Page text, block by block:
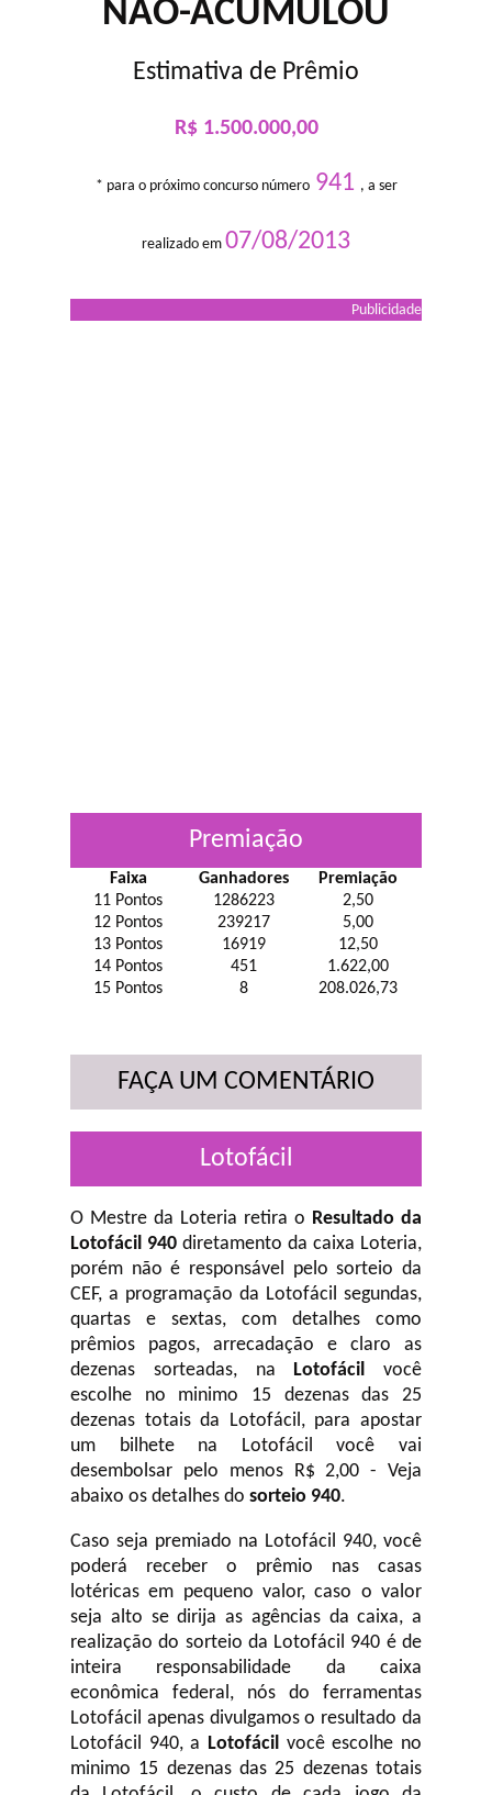
NÃO-ACUMULOU
Estimativa de Prêmio
R$ 1.500.000,00
* para o próximo concurso número941 , a ser
realizado em 07/08/2013
Publicidade
Premiação
Faixa Ganhadores
Premiação
11 Pontos
1286223
2,50
12 Pontos
239217
5,00
13 Pontos
16919
12,50
14 Pontos
451
1.622,00
15 Pontos
8 208.026,73
FAÇA UM COMENTÁRIO
Lotofácil
O Mestre da Loteria retira o Resultado da
Lotofácil 940 diretamento da caixa Loteria,
porém não é responsável pelo sorteio da
CEF, a programação da Lotofácil segundas,
quartas e sextas, com detalhes como
prêmios pagos, arrecadação e claro as
dezenas sorteadas, na Lotofácil você
escolhe no minimo 15 dezenas das 25
dezenas totais da Lotofácil, para apostar
um bilhete na Lotofácil você vai
desembolsar pelo menos R$ 2,00 - Veja
abaixo os detalhes do sorteio 940.
Caso seja premiado na Lotofácil 940, você
poderá receber o prêmio nas casas
lotéricas em pequeno valor, caso o valor
seja alto se dirija as agências da caixa, a
realização do sorteio da Lotofácil 940 é de
inteira responsabilidade da caixa
econômica federal, nós do ferramentas
Lotofácil apenas divulgamos o resultado da
Lotofácil 940, a Lotofácil você escolhe no
minimo 15 dezenas das 25 dezenas totais